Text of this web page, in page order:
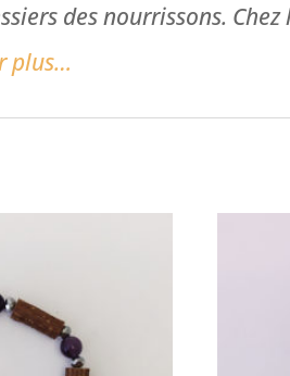
des nourrissons.
plus…